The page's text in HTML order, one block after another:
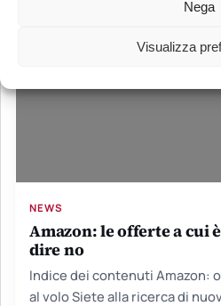
Nega
Visualizza
NEWS
Amazon: le offerte a cui
dire no
Indice dei contenuti Amazon:
al volo Siete alla ricerca di